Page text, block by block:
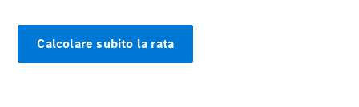
Tutti i modelli
Calcolare subito la rata